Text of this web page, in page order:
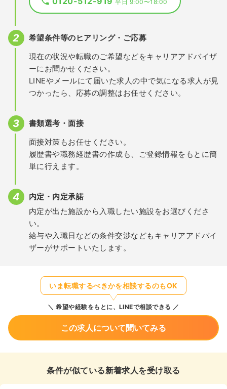
平日 9:00〜18:00
希望条件等のヒアリング・ご応募
現在の状況や転職のご希望などをキャリアアドバイザ
ーにお聞かせください。
LINEやメールにて届いた求人の中で気になる求人が見
つかったら、応募の調整はお任せください。
書類選考・面接
面接対策もお任せください。
履歴書や職務経歴書の作成も、ご登録情報をもとに簡
単に行えます。
内定・内定承諾
内定が出た施設から入職したい施設をお選びくださ
い。
給与や入職日などの条件交渉などもキャリアアドバイ
ザーがサポートいたします。
いま転職するべきかを相談するのもOK
希望や経験をもとに、LINEで相談できる
この求人について聞いてみる
条件が似ている新着求人を受け取る